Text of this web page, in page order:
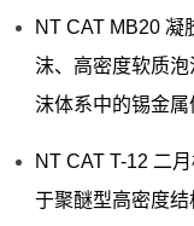
NT CAT MB20 凝
沫、高密度软质
沫体系中的锡金属
NT CAT T-12 二
于聚醚型高密度